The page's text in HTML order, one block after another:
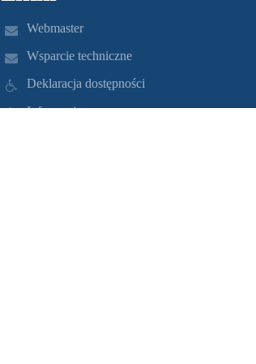
Webmaster
Wsparcie techniczne
Deklaracja dostępności
Informacje prawne